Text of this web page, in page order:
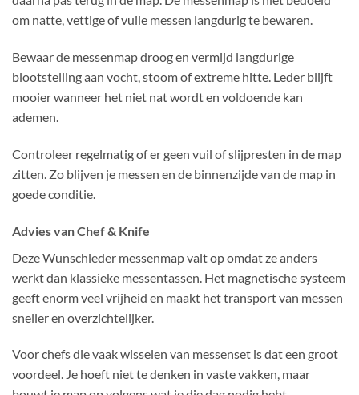
om natte, vettige of vuile messen langdurig te bewaren.
Bewaar de messenmap droog en vermijd langdurige
blootstelling aan vocht, stoom of extreme hitte. Leder blijft
mooier wanneer het niet nat wordt en voldoende kan
ademen.
Controleer regelmatig of er geen vuil of slijpresten in de map
zitten. Zo blijven je messen en de binnenzijde van de map in
goede conditie.
Advies van Chef & Knife
Deze Wunschleder messenmap valt op omdat ze anders
werkt dan klassieke messentassen. Het magnetische systeem
geeft enorm veel vrijheid en maakt het transport van messen
sneller en overzichtelijker.
Voor chefs die vaak wisselen van messenset is dat een groot
voordeel. Je hoeft niet te denken in vaste vakken, maar